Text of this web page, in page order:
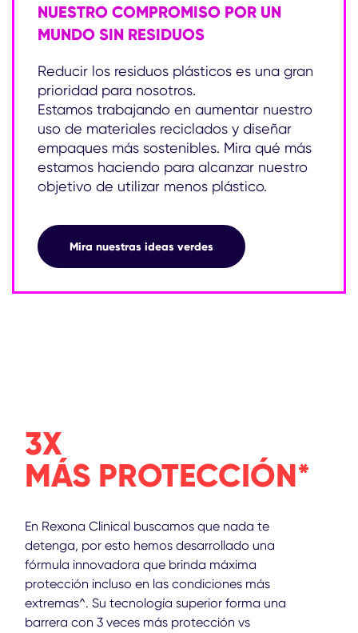
NUESTRO COMPROMISO POR UN
MUNDO SIN RESIDUOS
Reducir los residuos plásticos es una gran
prioridad para nosotros.
Estamos trabajando en aumentar nuestro
uso de materiales reciclados y diseñar
empaques más sostenibles. Mira qué más
estamos haciendo para alcanzar nuestro
objetivo de utilizar menos plástico.
Mira nuestras ideas verdesNUESTRO COMPROMISO
3X
MÁS PROTECCIÓN*
En Rexona Clinical buscamos que nada te
detenga, por esto hemos desarrollado una
fórmula innovadora que brinda máxima
protección incluso en las condiciones más
extremas^. Su tecnología superior forma una
barrera con 3 veces más protección vs